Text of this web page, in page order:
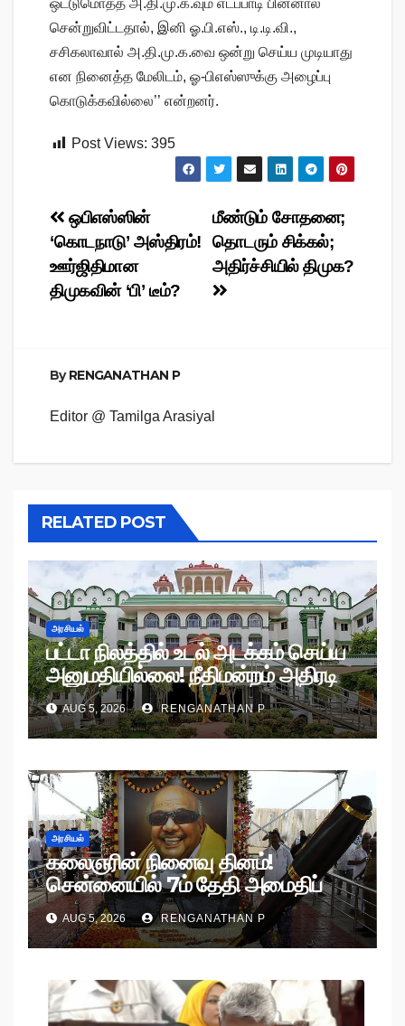
சென்றுவிட்டதால், இனி ஓ.பி.எஸ்., டி.டி.வி.,
சசிகலாவால் அ.தி.மு.க.வை ஒன்று செய்ய முடியாது
என நினைத்த மேலிடம், ஓ-பிஎஸ்ஸுக்கு அழைப்பு
கொடுக்கவில்லை’’ என்றனர்.
Post Views: 395
Post
navigation
மீண்டும் சோதனை;
தொடரும் சிக்கல்;
அதிர்ச்சியில் திமுக?
ஒபிஎஸ்ஸின்
‘கொடநாடு’ அஸ்திரம்!
ஊர்ஜிதிமான
திமுகவின் ‘பி’ டீம்?
ByRENGANATHAN P
Editor @ Tamilga Arasiyal
RELATED POST
அரசியல்
பட்டா நிலத்தில் உடல் அடக்கம் செய்ய
அனுமதியில்லை! நீதிமன்றம் அதிரடி
உத்தரவு!
AUG 5, 2026 RENGANATHAN P
அரசியல்
கலைஞரின் நினைவு தினம்!
சென்னையில் 7ம் தேதி அமைதிப்
பேரணி!
AUG 5, 2026 RENGANATHAN P